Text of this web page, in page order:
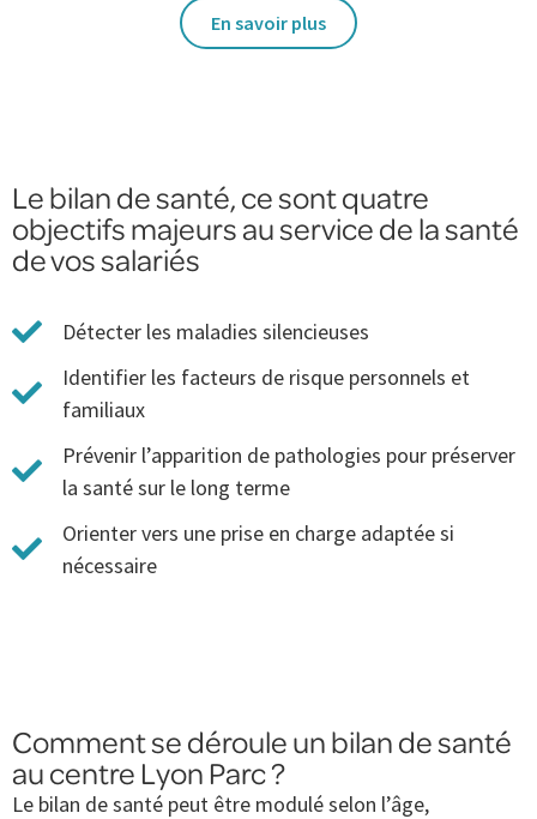
En savoir plus
Le bilan de santé, ce sont quatre
objectifs majeurs au service de la santé
de vos salariés
Détecter les maladies silencieuses
Identifier les facteurs de risque personnels et
familiaux
Prévenir l’apparition de pathologies pour préserver
la santé sur le long terme
Orienter vers une prise en charge adaptée si
nécessaire
Comment se déroule un bilan de santé
au centre Lyon Parc ?
Le bilan de santé peut être modulé selon l’âge,